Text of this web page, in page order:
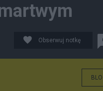
Obserwuj notkę